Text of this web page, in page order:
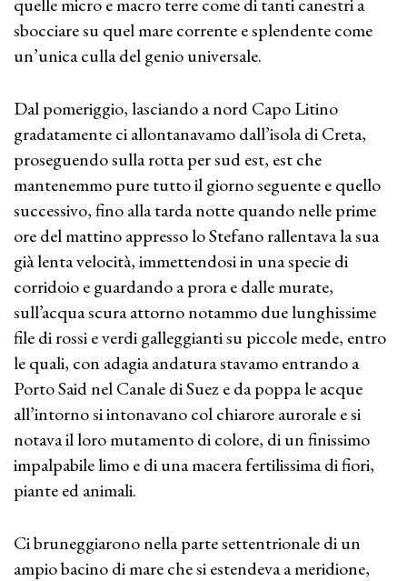
sbocciare su quel mare corrente e splendente come
un’unica culla del genio universale.
Dal pomeriggio, lasciando a nord Capo Litino
gradatamente ci allontanavamo dall’isola di Creta,
proseguendo sulla rotta per sud est, est che
mantenemmo pure tutto il giorno seguente e quello
successivo, fino alla tarda notte quando nelle prime
ore del mattino appresso lo Stefano rallentava la sua
già lenta velocità, immettendosi in una specie di
corridoio e guardando a prora e dalle murate,
sull’acqua scura attorno notammo due lunghissime
file di rossi e verdi galleggianti su piccole mede, entro
le quali, con adagia andatura stavamo entrando a
Porto Said nel Canale di Suez e da poppa le acque
all’intorno si intonavano col chiarore aurorale e si
notava il loro mutamento di colore, di un finissimo
impalpabile limo e di una macera fertilissima di fiori,
piante ed animali.
Ci bruneggiarono nella parte settentrionale di un
ampio bacino di mare che si estendeva a meridione,